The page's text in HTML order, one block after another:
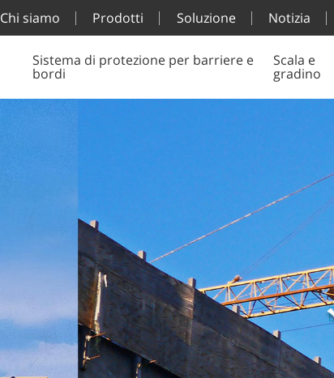
Chi siamo Prodotti Soluzione Notizia
Sistema di protezione per barriere e
bordi
Scala e
gradino